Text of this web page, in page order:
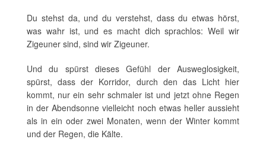
Du stehst da, und du verstehst, dass du etwas hörst,
was wahr ist, und es macht dich sprachlos: Weil wir
Zigeuner sind, sind wir Zigeuner.
Und du spürst dieses Gefühl der Ausweglosigkeit,
spürst, dass der Korridor, durch den das Licht hier
kommt, nur ein sehr schmaler ist und jetzt ohne Regen
in der Abendsonne vielleicht noch etwas heller aussieht
als in ein oder zwei Monaten, wenn der Winter kommt
und der Regen, die Kälte.